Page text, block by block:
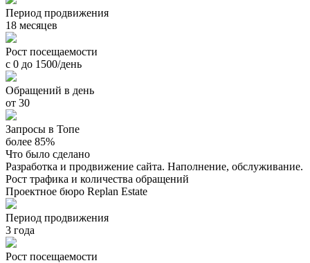
Период продвижения
18 месяцев
Рост посещаемости
с 0 до 1500/день
Обращений в день
от 30
Запросы в Топе
более 85%
Что было сделано
Разработка и продвижение сайта. Наполнение, обслуживание.
Рост трафика и количества обращений
Проектное бюро Replan Estate
Период продвижения
3 года
Рост посещаемости